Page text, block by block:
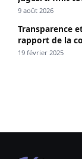
9 août 2026
Transparence
rapport de la
19 février 2025